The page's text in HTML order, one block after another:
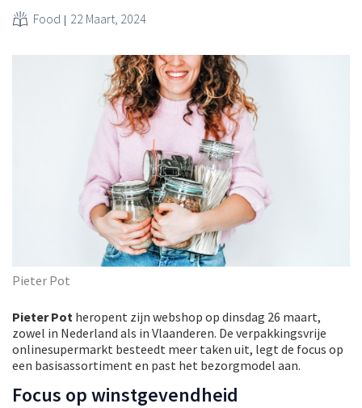
Food 22 Maart, 2024
Pieter Pot
Pieter Pot heropent zijn webshop op dinsdag 26 maart,
zowel in Nederland als in Vlaanderen. De verpakkingsvrije
onlinesupermarkt besteedt meer taken uit, legt de focus op
een basisassortiment en past het bezorgmodel aan.
Focus op winstgevendheid